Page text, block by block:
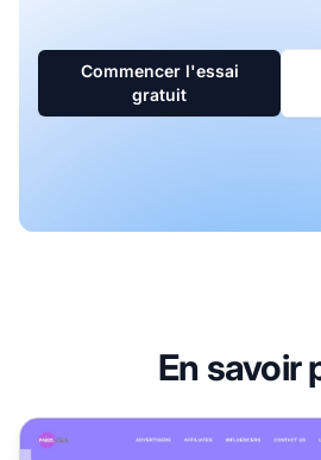
Commencer l'essai
gratuit
En savoir
Programme d'affiliation Mira.Click